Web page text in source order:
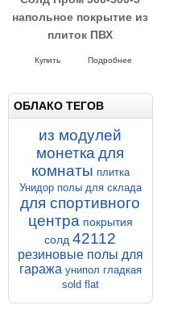
435.00 р.
Солд Пром 500-500-5
напольное покрытие из
плиток ПВХ
Напольные покрытия SOLD PROM
5-500-500
Купить Подробнее
ОБЛАКО ТЕГОВ
из модулей
монетка для
комнаты плитка
Унидор полы для склада
для спортивного
центра покрытия
солд 42112
резиновые полы для
гаража унипол гладкая
sold flat